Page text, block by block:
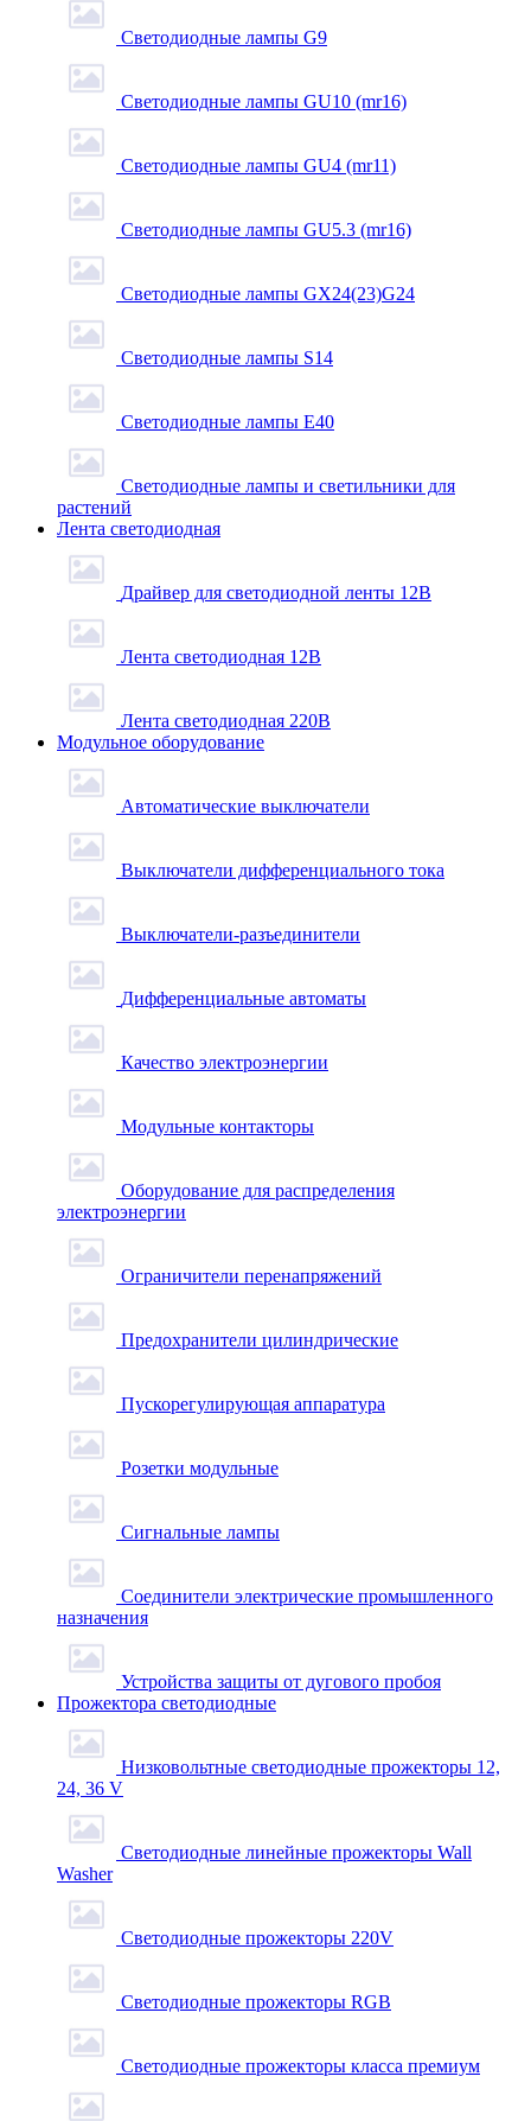
Светодиодные лампы G9
Светодиодные лампы GU10 (mr16)
Светодиодные лампы GU4 (mr11)
Светодиодные лампы GU5.3 (mr16)
Светодиодные лампы GX24(23)G24
Светодиодные лампы S14
Светодиодные лампы Е40
Светодиодные лампы и светильники для
растений
Лента светодиодная
Драйвер для светодиодной ленты 12В
Лента светодиодная 12В
Лента светодиодная 220В
Модульное оборудование
Автоматические выключатели
Выключатели дифференциального тока
Выключатели-разъединители
Дифференциальные автоматы
Качество электроэнергии
Модульные контакторы
Оборудование для распределения
электроэнергии
Ограничители перенапряжений
Предохранители цилиндрические
Пускорегулирующая аппаратура
Розетки модульные
Сигнальные лампы
Соединители электрические промышленного
назначения
Устройства защиты от дугового пробоя
Прожектора светодиодные
Низковольтные светодиодные прожекторы 12,
24, 36 V
Светодиодные линейные прожекторы Wall
Washer
Светодиодные прожекторы 220V
Светодиодные прожекторы RGB
Светодиодные прожекторы класса премиум